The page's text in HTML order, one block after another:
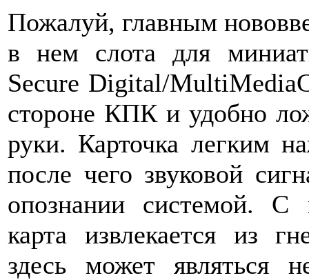
Пожалуй, главным
в нем слота для
Secure Digital/
стороне КПК и удобно
руки. Карточка легким
после чего звуковой
опознании системой. С
карта извлекается из
здесь может являться